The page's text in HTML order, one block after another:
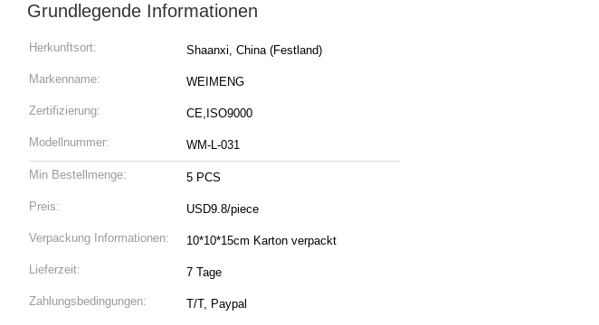
Grundlegende Informationen
Herkunftsort: Shaanxi, China (Festland)
Markenname: WEIMENG
Zertifizierung: CE,ISO9000
Modellnummer: WM-L-031
Min Bestellmenge: 5 PCS
Preis: USD9.8/piece
Verpackung Informationen: 10*10*15cm Karton verpackt
Lieferzeit: 7 Tage
Zahlungsbedingungen: T/T, Paypal